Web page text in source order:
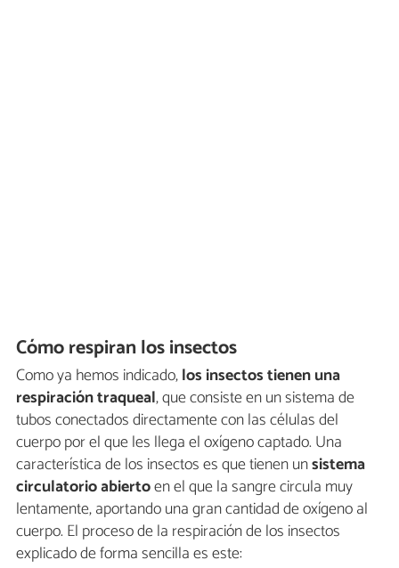
Cómo respiran los insectos
Como ya hemos indicado,los insectos tienen una
respiración traqueal, que consiste en un sistema de
tubos conectados directamente con las células del
cuerpo por el que les llega el oxígeno captado. Una
característica de los insectos es que tienen unsistema
circulatorio abiertoen el que la sangre circula muy
lentamente, aportando una gran cantidad de oxígeno al
cuerpo. El proceso de la respiración de los insectos
explicado de forma sencilla es este: